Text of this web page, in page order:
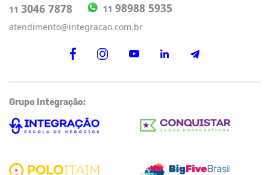
11 3046 7878 11 98988 5935
atendimento@integracao.com.br
Grupo Integração: